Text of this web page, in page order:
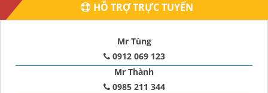
HỖ TRỢ TRỰC TUYẾN
Mr Tùng
0912 069 123
Mr Thành
0985 211 344